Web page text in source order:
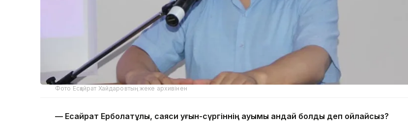
Фото Есқайрат Хайдаровтың жеке архивінен
— Есқайрат Ерболатұлы, саяси қуғын-сүргіннің ауқымы қандай болды деп ойлайсыз?